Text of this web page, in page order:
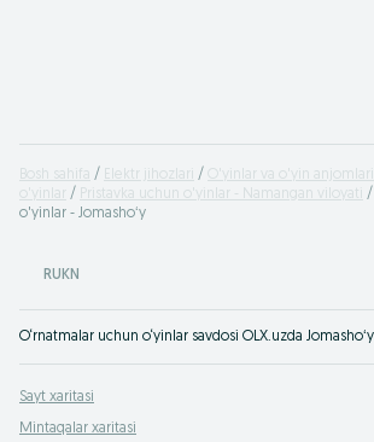
Bosh sahifa Elektr jihozlari O'yinlar va o'yin anjomlari
o'yinlar
Pristavka uchun o'yinlar - Namangan viloyati
o'yinlar - Jomashoʻy
RUKN
Sayt xaritasi
Mintaqalar xaritasi